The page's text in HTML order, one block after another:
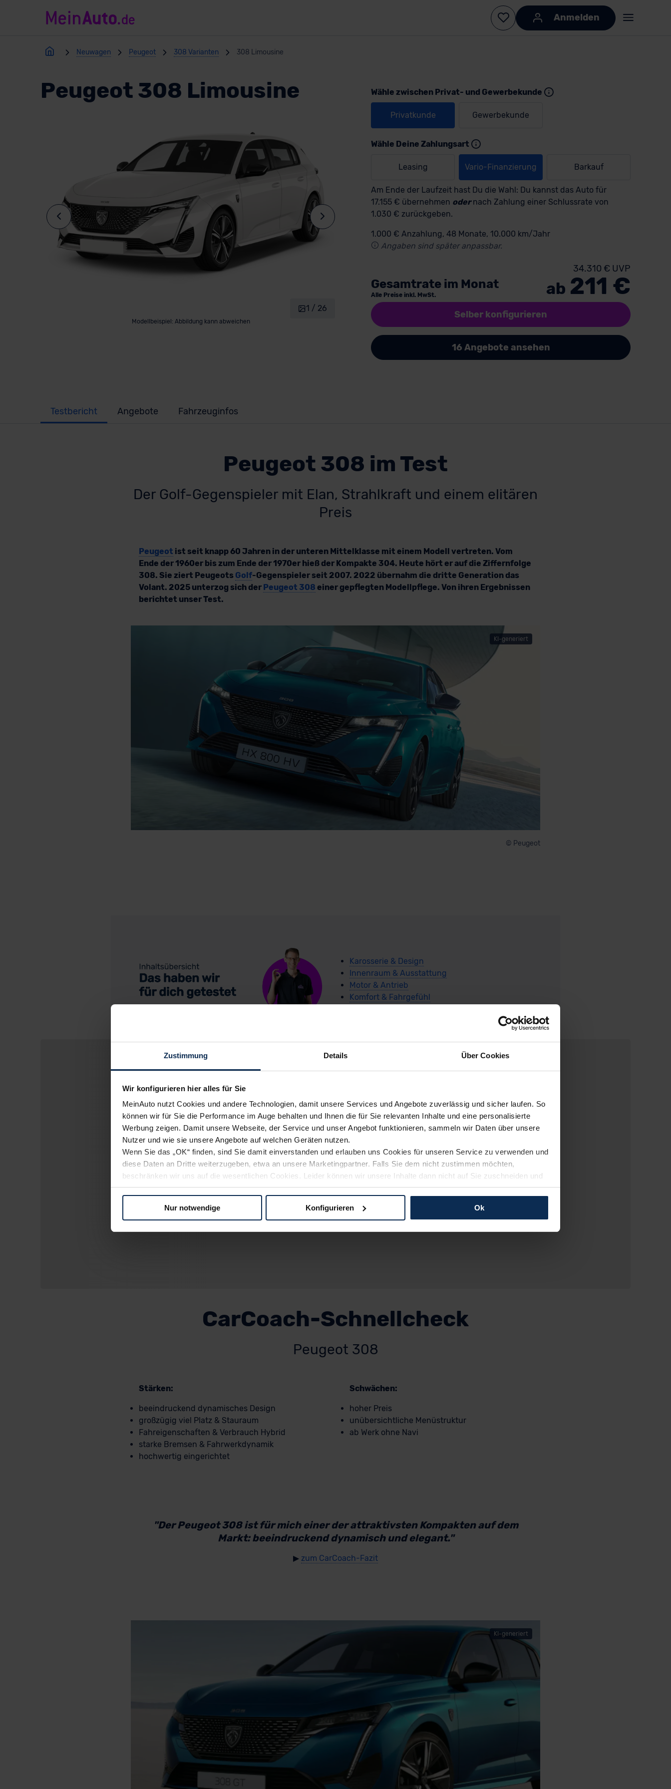
Zustimmung Details Über Cookies
Wir konfigurieren hier alles für Sie
MeinAuto nutzt Cookies und andere Technologien, damit unsere Services und Angebote zuverlässig und sicher laufen. So
können wir für Sie die Performance im Auge behalten und Ihnen die für Sie relevanten Inhalte und eine personalisierte
Werbung zeigen. Damit unsere Webseite, der Service und unser Angebot funktionieren, sammeln wir Daten über unsere
Nutzer und wie sie unsere Angebote auf welchen Geräten nutzen.
Wenn Sie das „OK“ finden, sind Sie damit einverstanden und erlauben uns Cookies für unseren Service zu verwenden und
diese Daten an Dritte weiterzugeben, etwa an unsere Marketingpartner. Falls Sie dem nicht zustimmen möchten,
beschränken wir uns auf die wesentlichen Cookies. Leider können wir unsere Inhalte dann nicht auf Sie zuschneiden und
Sie somit nicht perfekt auf dem Weg zu Ihrem Neuwagen unterstützen. Sie können die Einstellungen jederzeit anpassen
| Impressum
Nur notwendige Konfigurieren Ok
Anmelden
Neuwagen Peugeot 308 Varianten 308 Limousine
Peugeot 308 Limousine
Modellbeispiel: Abbildung kann abweichen
1 / 26
Wähle zwischen Privat- und Gewerbekunde
Privatkunde Gewerbekunde
Wähle Deine Zahlungsart
Leasing Vario-Finanzierung Barkauf
Am Ende der Laufzeit hast Du die Wahl: Du kannst das Auto für
17.155 € übernehmen odernach Zahlung einer Schlussrate von
1.030 € zurückgeben.
1.000 € Anzahlung, 48 Monate, 10.000 km/Jahr
Angaben sind später anpassbar.
Gesamtrate im Monat
Alle Preise inkl. MwSt.
34.310 € UVP
ab 211 €
Selber konfigurieren
16 Angebote ansehen
Testbericht Angebote Fahrzeuginfos
Peugeot 308 im Test
Der Golf-Gegenspieler mit Elan, Strahlkraft und einem elitären
Preis
Peugeot ist seit knapp 60 Jahren in der unteren Mittelklasse mit einem Modell vertreten. Vom
Ende der 1960er bis zum Ende der 1970er hieß der Kompakte 304. Heute hört er auf die Ziffernfolge
308. Sie ziert Peugeots Golf-Gegenspieler seit 2007. 2022 übernahm die dritte Generation das
Volant. 2025 unterzog sich der Peugeot 308 einer gepflegten Modellpflege. Von ihren Ergebnissen
berichtet unser Test.
KI-generiert
© Peugeot
Karosserie & Design
Innenraum & Ausstattung
Motor & Antrieb
Komfort & Fahrgefühl
CarCoach-Schnellcheck
Peugeot 308
Stärken:
beeindruckend dynamisches Design
großzügig viel Platz & Stauraum
Fahreigenschaften & Verbrauch Hybrid
starke Bremsen & Fahrwerkdynamik
hochwertig eingerichtet
Schwächen:
hoher Preis
unübersichtliche Menüstruktur
ab Werk ohne Navi
"Der Peugeot 308 ist für mich einer der attraktivsten Kompakten auf dem
Markt: beeindruckend dynamisch und elegant."
▶ zum CarCoach-Fazit
KI-generiert